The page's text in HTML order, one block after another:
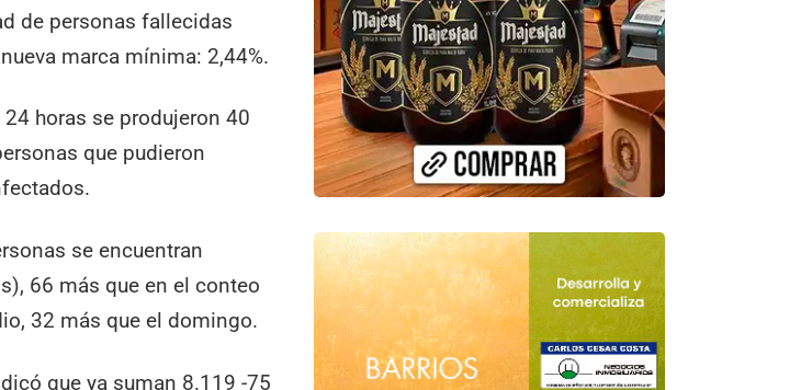
de personas fallecidas
marca mínima: 2,44%.
horas se produjeron 40
que pudieron
se encuentran
66 más que en el conteo
32 más que el domingo.
que ya suman 8.119 -75